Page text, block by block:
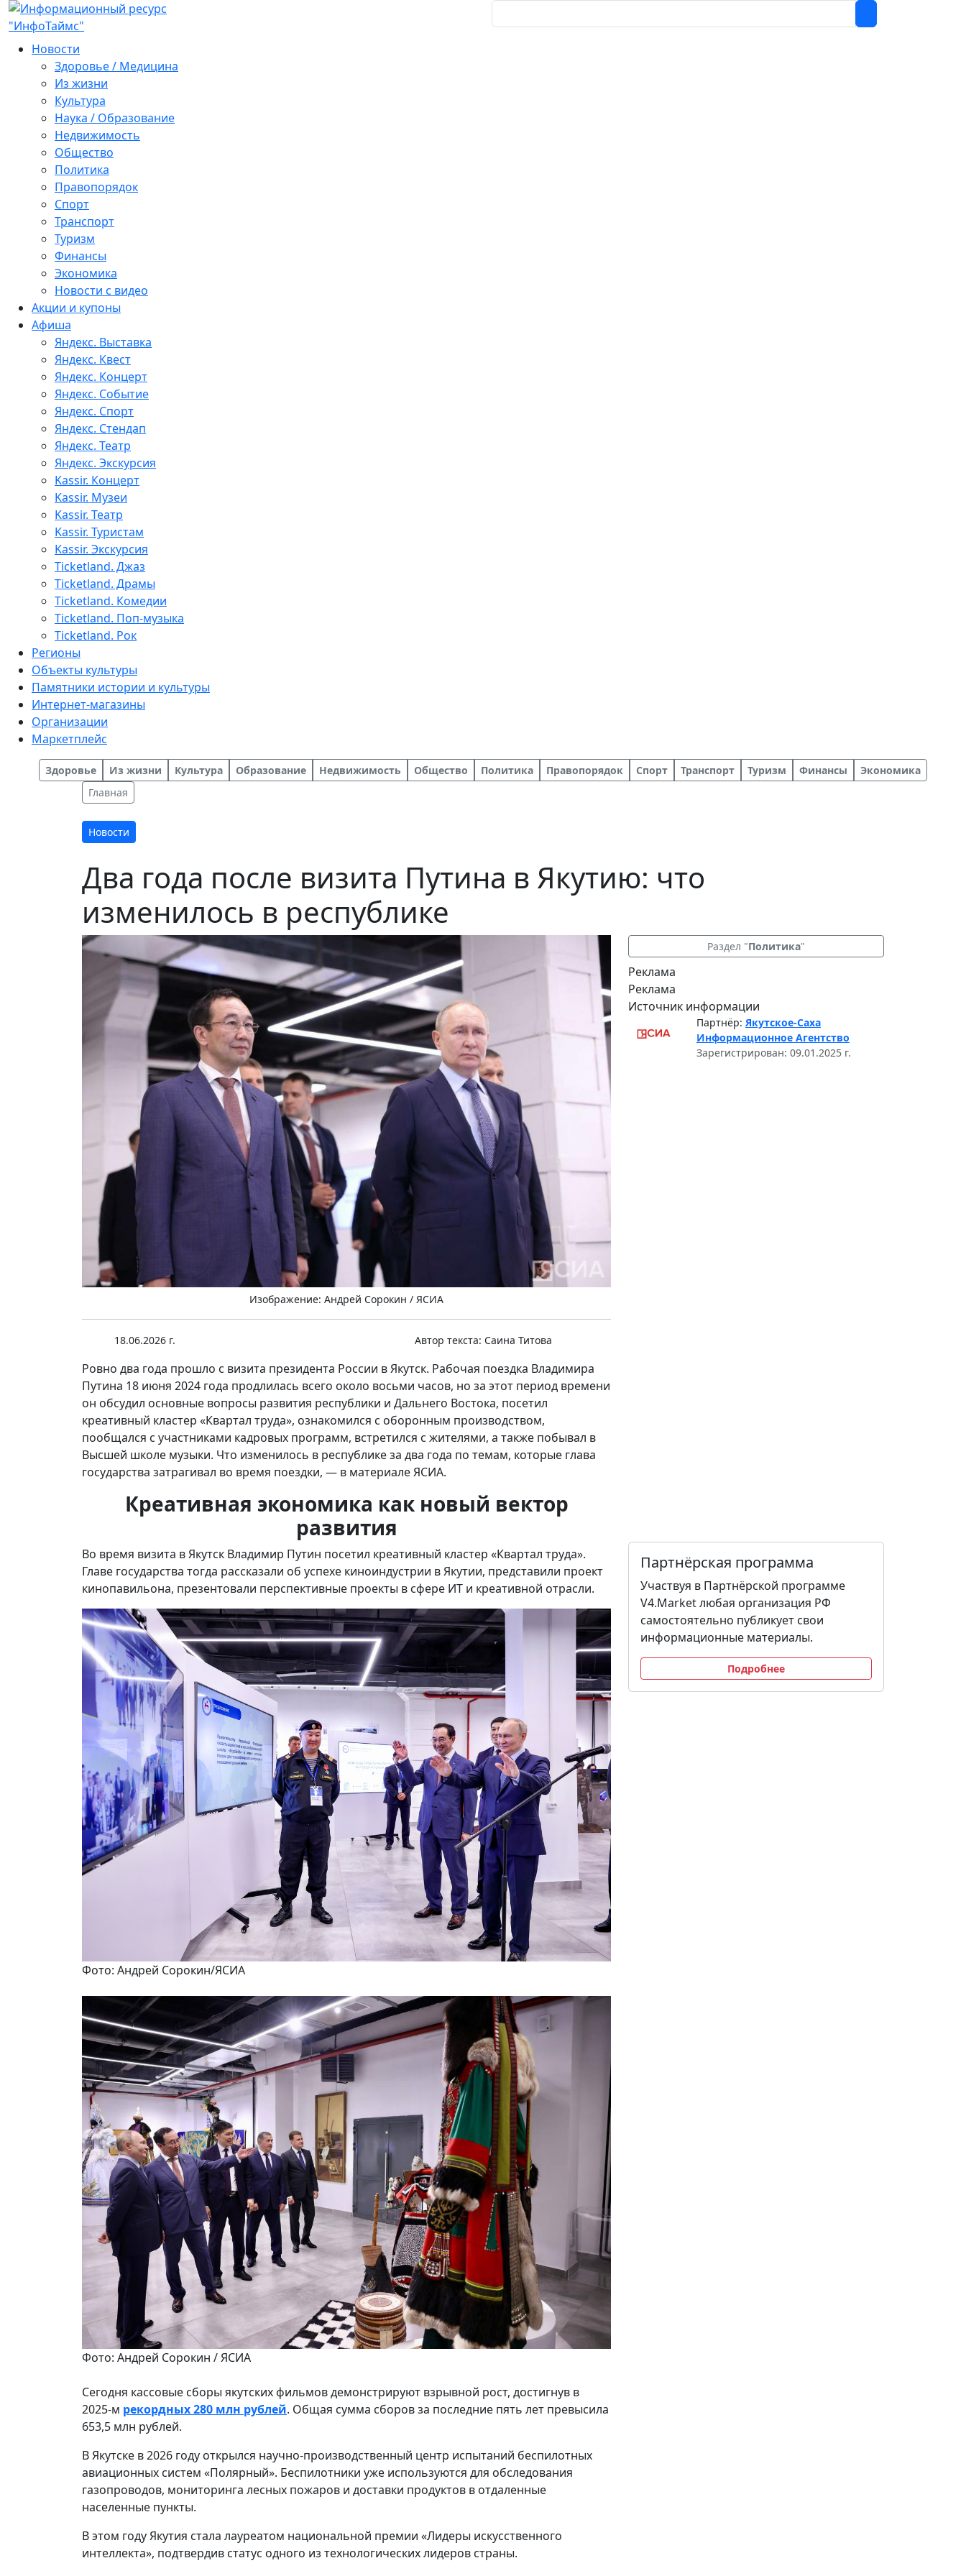
Новости
Здоровье / Медицина
Из жизни
Культура
Наука / Образование
Недвижимость
Общество
Политика
Правопорядок
Спорт
Транспорт
Туризм
Финансы
Экономика
Новости с видео
Акции и купоны
Афиша
Яндекс. Выставка
Яндекс. Квест
Яндекс. Концерт
Яндекс. Событие
Яндекс. Спорт
Яндекс. Стендап
Яндекс. Театр
Яндекс. Экскурсия
Kassir. Концерт
Kassir. Музеи
Kassir. Театр
Kassir. Туристам
Kassir. Экскурсия
Ticketland. Джаз
Ticketland. Драмы
Ticketland. Комедии
Ticketland. Поп-музыка
Ticketland. Рок
Регионы
Объекты культуры
Памятники истории и культуры
Интернет-магазины
Организации
Маркетплейс
Здоровье Из жизни Культура Образование Недвижимость Общество Политика Правопорядок Спорт Транспорт Туризм Финансы
Экономика
Главная
Новости
Два года после визита Путина в Якутию: что
изменилось в республике
Изображение: Андрей Сорокин / ЯСИА
18.06.2026 г. Автор текста: Саина Титова
Ровно два года прошло с визита президента России в Якутск. Рабочая поездка Владимира
Путина 18 июня 2024 года продлилась всего около восьми часов, но за этот период времени
он обсудил основные вопросы развития республики и Дальнего Востока, посетил
креативный кластер «Квартал труда», ознакомился с оборонным производством,
пообщался с участниками кадровых программ, встретился с жителями, а также побывал в
Высшей школе музыки. Что изменилось в республике за два года по темам, которые глава
государства затрагивал во время поездки, — в материале ЯСИА.
Креативная экономика как новый вектор
развития
Во время визита в Якутск Владимир Путин посетил креативный кластер «Квартал труда».
Главе государства тогда рассказали об успехе киноиндустрии в Якутии, представили проект
кинопавильона, презентовали перспективные проекты в сфере ИТ и креативной отрасли.
Фото: Андрей Сорокин/ЯСИА
Фото: Андрей Сорокин / ЯСИА
Сегодня кассовые сборы якутских фильмов демонстрируют взрывной рост, достигнув в
2025-м рекордных 280 млн рублей. Общая сумма сборов за последние пять лет превысила
653,5 млн рублей.
В Якутске в 2026 году открылся научно-производственный центр испытаний беспилотных
авиационных систем «Полярный». Беспилотники уже используются для обследования
газопроводов, мониторинга лесных пожаров и доставки продуктов в отдаленные
населенные пункты.
В этом году Якутия стала лауреатом национальной премии «Лидеры искусственного
интеллекта», подтвердив статус одного из технологических лидеров страны.
Раздел "Политика"
Реклама
Реклама
Источник информации
Партнёр: Якутское-Саха
Информационное Агентство
Зарегистрирован: 09.01.2025 г.
Партнёрская программа
Участвуя в Партнёрской программе
V4.Market любая организация РФ
самостоятельно публикует свои
информационные материалы.
Подробнее